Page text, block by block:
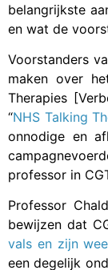
belangrijkste
en wat de
Voorstanders
maken over
Therapies
“NHS Talking
onnodige en
professor in
Professor
bewijzen dat
vals en zijn
een degelijk